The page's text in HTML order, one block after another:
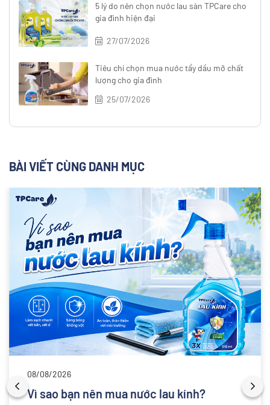
5 lý do nên chọn nước lau sàn TPCare cho
gia đình hiện đại
27/07/2026
Tiêu chí chọn mua nước tẩy dầu mỡ chất
lượng cho gia đình
25/07/2026
BÀI VIẾT CÙNG DANH MỤC
08/08/2026
Vì sao bạn nên mua nước lau kính?